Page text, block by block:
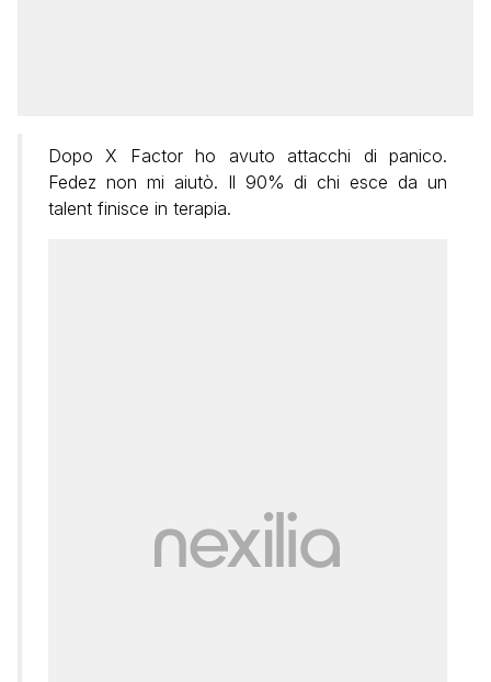
Dopo X Factor ho avuto attacchi di panico.
Fedez non mi aiutò. Il 90% di chi esce da un
talent finisce in terapia.